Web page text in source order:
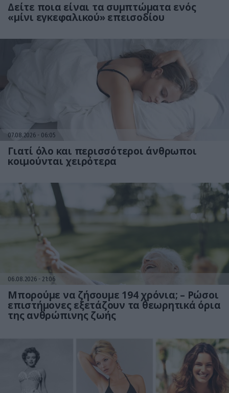
Δείτε ποια είναι τα συμπτώματα ενός
«μίνι εγκεφαλικού» επεισοδίου
07.08.2026 06:05
Γιατί όλο και περισσότεροι άνθρωποι
κοιμούνται χειρότερα
06.08.2026 21:06
Μπορούμε να ζήσουμε 194 χρόνια; – Ρώσοι
επιστήμονες εξετάζουν τα θεωρητικά όρια
της ανθρώπινης ζωής